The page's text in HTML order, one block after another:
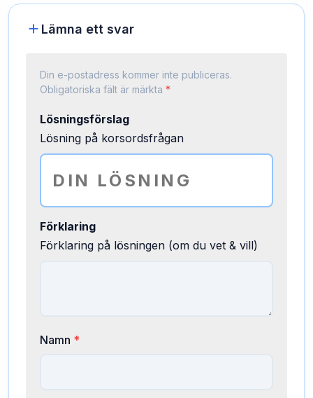
Lämna ett svar
Din e-postadress kommer inte publiceras.
Obligatoriska fält är märkta *
Lösningsförslag
Lösning på korsordsfrågan
Förklaring
Förklaring på lösningen (om du vet & vill)
Namn *